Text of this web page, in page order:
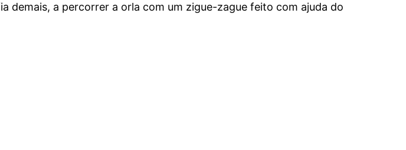
a percorrer a orla com um zigue-zague feito com ajuda do